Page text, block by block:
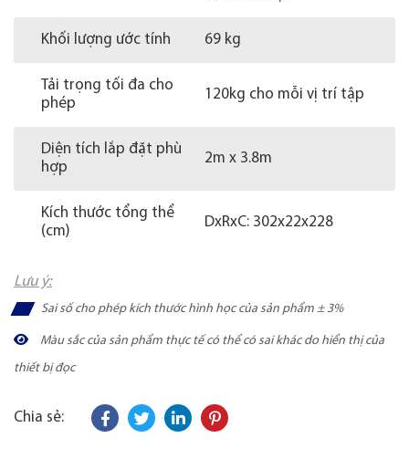
Khối lượng ước tính 69 kg
Tải trọng tối đa cho
phép
120kg cho mỗi vị trí tập
Diện tích lắp đặt phù
hợp
2m x 3.8m
Kích thước tổng thể
(cm)
DxRxC: 302x22x228
Lưu ý:
Sai số cho phép kích thước hình học của sản phẩm ± 3%
Màu sắc của sản phẩm thực tế có thể có sai khác do hiển thị của
thiết bị đọc
Chia sẻ: